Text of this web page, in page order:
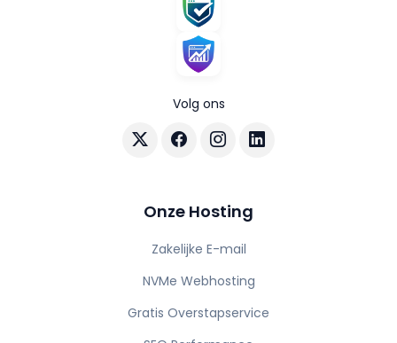
Volg ons
Volg AuraHost op X
Volg AuraHost op Facebook
Volg AuraHost op Instagram
Volg AuraHost op
Onze Hosting
Zakelijke E-mail
NVMe Webhosting
Gratis Overstapservice